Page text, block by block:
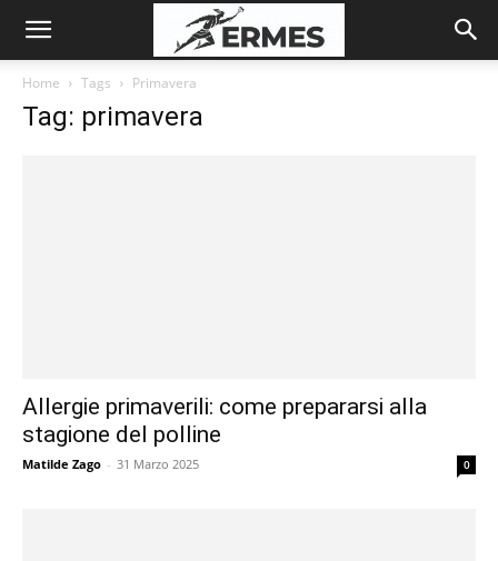
Home Tags Primavera
Tag: primavera
Allergie primaverili: come prepararsi alla
stagione del polline
Matilde Zago - 31 Marzo 2025 0